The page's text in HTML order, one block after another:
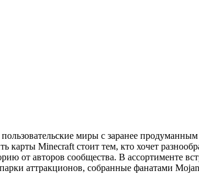
миры с заранее
карты Minecraft стоит тем, кто хочет
от авторов сообщества. В ассортименте
аттракционов, собранные фанатами